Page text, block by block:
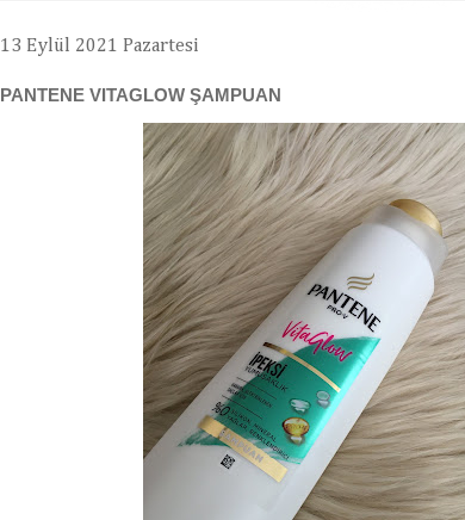
13 Eylül 2021 Pazartesi
PANTENE VITAGLOW ŞAMPUAN